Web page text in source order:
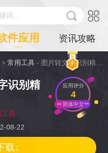
词...
件应用 资讯攻略
>常用工具 - 图片转文字识别精灵软件详情
识别精
工具
08-22
应用评分
4
简体中文
载↓